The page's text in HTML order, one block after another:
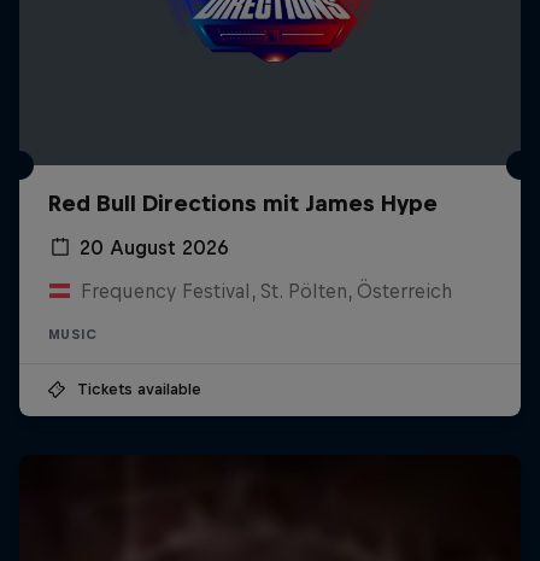
Red Bull Directions mit James Hype
20 August 2026
Frequency Festival, St. Pölten, Österreich
MUSIC
Tickets available